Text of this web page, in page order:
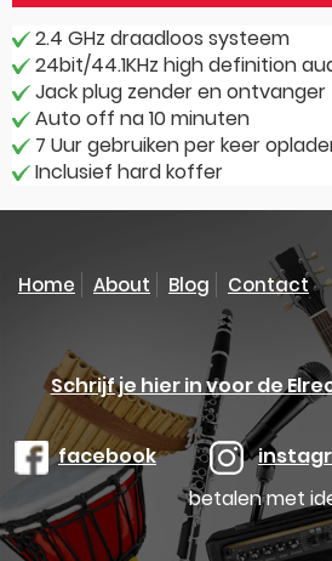
2.4 GHz draadloos systeem
24bit/44.1KHz high definition
Jack plug zender en ontvanger
Auto off na 10 minuten
7 Uur gebruiken per keer
Inclusief hard koffer
Home About Blog Contact
Schrijf je hier in voor de
facebook
betalen met